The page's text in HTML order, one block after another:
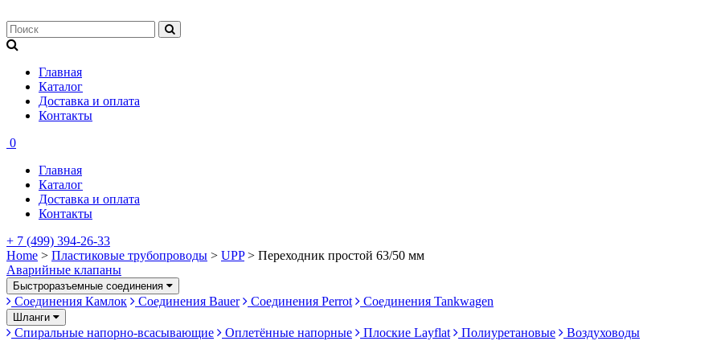
Главная
Каталог
Доставка и оплата
Контакты
0
Главная
Каталог
Доставка и оплата
Контакты
+ 7 (499) 394-26-33
Home > Пластиковые трубопроводы > UPP> Переходник простой 63/50 мм
Аварийные клапаны
Быстроразъемные соединения
Соединения Камлок Соединения Bauer Соединения Perrot Соединения Tankwagen
Шланги
Спиральные напорно-всасывающие Оплетённые напорные Плоские Layflat Полиуретановые
Воздуховоды